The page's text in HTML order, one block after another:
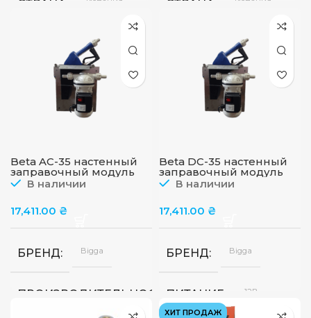
СТРАНА
220/380В
ПРОИЗВОДИТЕЛЬНОСТЬ
300
мин
СТРАНА
220/380В
Beta AC-35 настенный
заправочный модуль
для AdBlue, 230В, 35л/
В наличии
17,411.00 ₴
БРЕНД Bigga
ПРОИЗВОДИТЕЛЬНОСТЬ
35
л/
мин
Beta DC-35 настенный
заправочный модуль
для AdBlue, 12В, 35л/
В наличии
17,411.00 ₴
БРЕНД Bigga
ПИТАНИЕ 12В
ХИТ ПРОДАЖ